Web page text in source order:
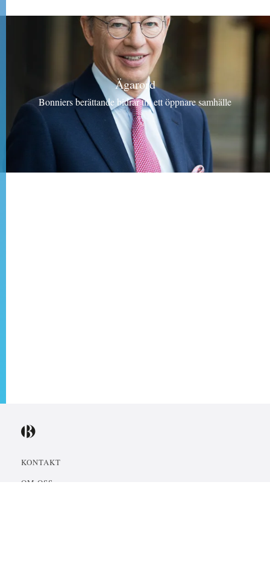
Ägarord
Bonniers berättande bidrar till ett öppnare samhälle
KONTAKT
OM OSS